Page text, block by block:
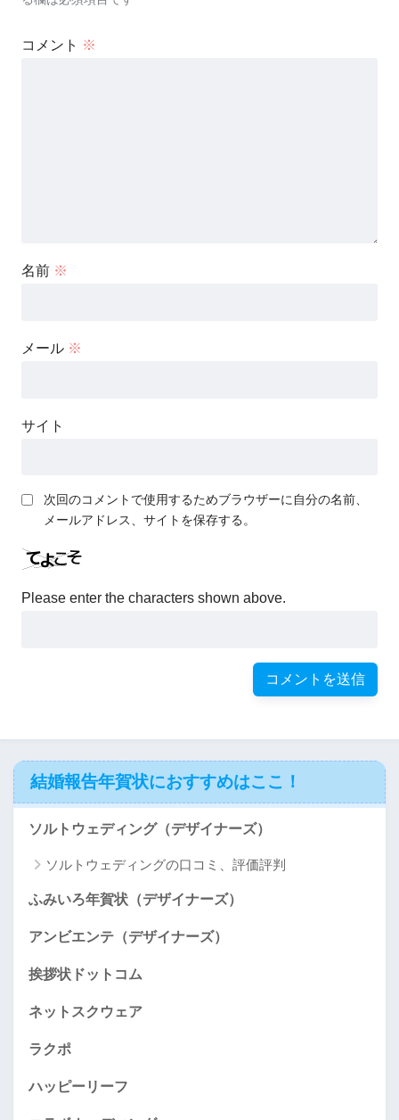
コメント ※
名前 ※
メール ※
サイト
次回のコメントで使用するためブラウザーに自分の名前、
メールアドレス、サイトを保存する。
Please enter the characters shown above.
結婚報告年賀状におすすめはここ！
ソルトウェディング（デザイナーズ）
ソルトウェディングの口コミ、評価評判
ふみいろ年賀状（デザイナーズ）
アンビエンテ（デザイナーズ）
挨拶状ドットコム
ネットスクウェア
ラクポ
ハッピーリーフ